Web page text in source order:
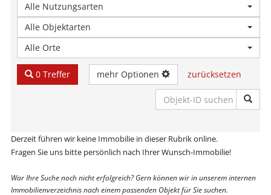
Alle Nutzungsarten
Alle Objektarten
Alle Orte
0 Treffer mehr Optionen zurücksetzen
Derzeit führen wir keine Immobilie in dieser Rubrik online.
Fragen Sie uns bitte persönlich nach Ihrer Wunsch-Immobilie!
War Ihre Suche noch nicht erfolgreich? Gern können wir in unserem internen
Immobilienverzeichnis nach einem passenden Objekt für Sie suchen.